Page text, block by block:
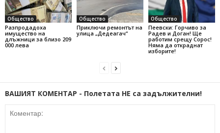
Общество
Разпродадоха
имущество на
длъжници за близо 209
000 лева
Общество
Приключи ремонтът на
улица „Дедеагач“
Общество
Пеевски: Горчиво за
Радев и Доган! Ще
работим срещу Сорос!
Няма да откраднат
изборите!
ВАШИЯТ КОМЕНТАР - Полетата НЕ са задължителни!